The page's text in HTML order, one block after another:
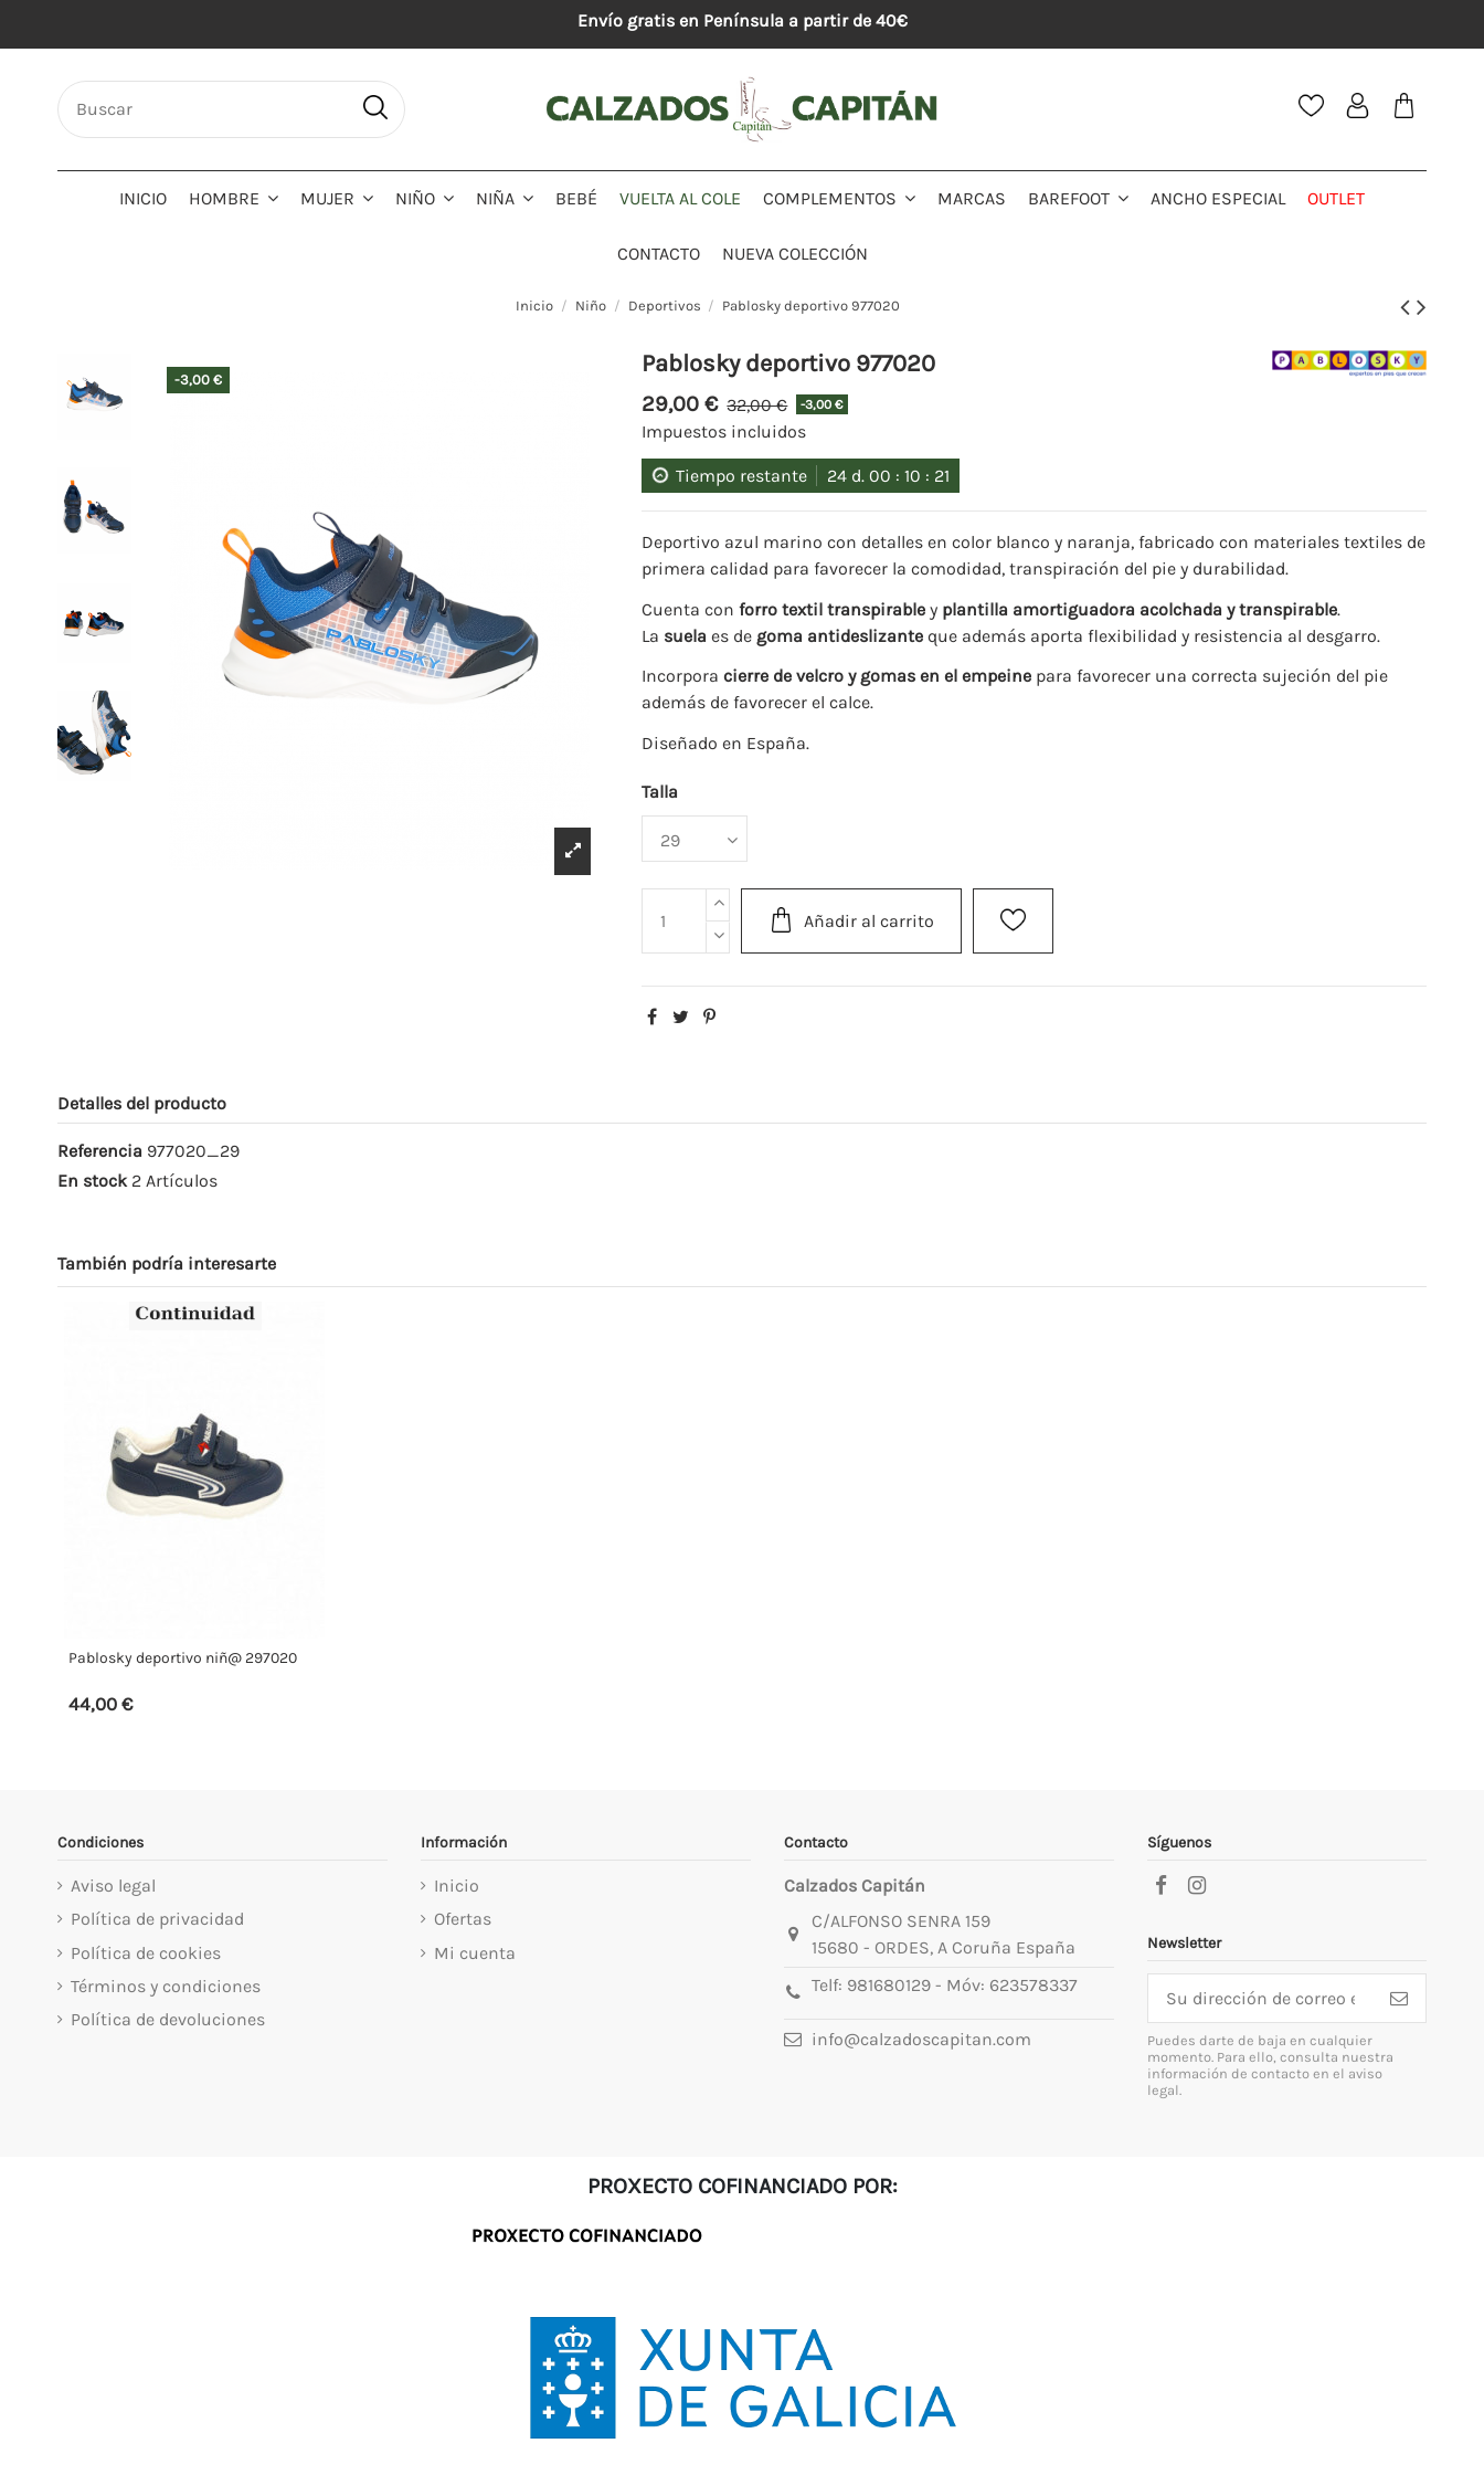
Envío gratis en Península a partir de 40€
INICIO HOMBRE MUJER NIÑO NIÑA BEBÉ VUELTA AL COLE COMPLEMENTOS MARCAS BAREFOOT ANCHO ESPECIAL OUTLET
CONTACTO NUEVA COLECCIÓN
Inicio Niño Deportivos Pablosky deportivo 977020
-3,00 €
Pablosky deportivo 977020
29,00 € 32,00 € -3,00 €
Impuestos incluidos
Tiempo restante 24d. 00 : 10 : 20
Deportivo azul marino con detalles en color blanco y naranja, fabricado con materiales textiles de
primera calidad para favorecer la comodidad, transpiración del pie y durabilidad.
Cuenta conforro textil transpirable y plantilla amortiguadora acolchada y transpirable.
La suela es de goma antideslizante que además aporta flexibilidad y resistencia al desgarro.
Incorpora cierre de velcro y gomas en el empeine para favorecer una correcta sujeción del pie
además de favorecer el calce.
Diseñado en España.
Talla
Añadir al carrito
Detalles del producto
Referencia 977020_29
En stock 2 Artículos
También podría interesarte
Pablosky deportivo niñ@ 297020
44,00 €
Condiciones
Aviso legal
Política de privacidad
Política de cookies
Términos y condiciones
Política de devoluciones
Información
Inicio
Ofertas
Mi cuenta
Contacto
Calzados Capitán
C/ALFONSO SENRA 159
15680 - ORDES, A Coruña España
Telf: 981680129- Móv: 623578337
info@calzadoscapitan.com
Síguenos
Newsletter
Puedes darte de baja en cualquier
momento. Para ello, consulta nuestra
información de contacto en el aviso
legal.
PROXECTO COFINANCIADO POR: